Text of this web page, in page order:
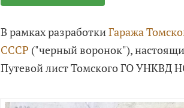
В рамках разработкиГаража
СССР ("черный воронок"),
Путевой лист Томского ГО УНКВД